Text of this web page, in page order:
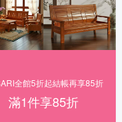
全館5折起結帳再享85折
滿1件享85折